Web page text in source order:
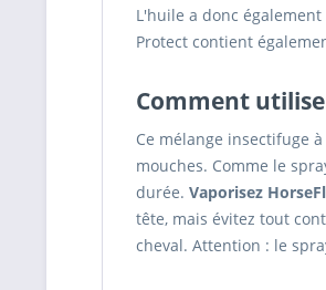
L'huile a donc
Protect contient
Comment
Ce mélange insectifuge
mouches. Comme le
durée. Vaporisez
tête, mais évitez tout
cheval. Attention : le